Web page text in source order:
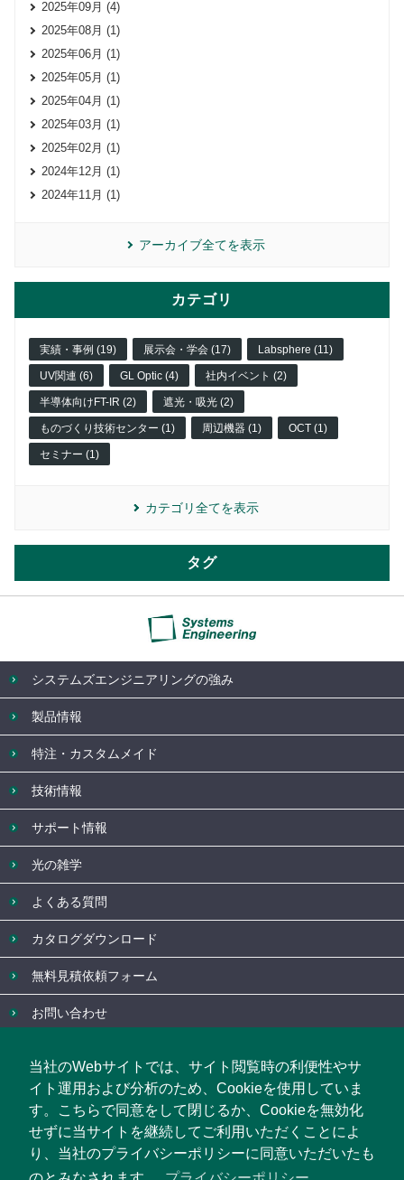
当社のWebサイトでは、サイト閲覧時の利便性やサ
イト運用および分析のため、Cookieを使用していま
す。こちらで同意をして閉じるか、Cookieを無効化
せずに当サイトを継続してご利用いただくことによ
り、当社のプライバシーポリシーに同意いただいたも
2025年09月 (4)
2025年08月 (1)
2025年06月 (1)
2025年05月 (1)
2025年04月 (1)
2025年03月 (1)
2025年02月 (1)
2024年12月 (1)
2024年11月 (1)
アーカイブ全てを表示
カテゴリ
実績・事例 (19) 展示会・学会 (17) Labsphere (11)
UV関連 (6) GL Optic (4) 社内イベント (2)
半導体向けFT-IR (2) 遮光・吸光 (2)
ものづくり技術センター (1) 周辺機器 (1) OCT (1)
セミナー (1)
カテゴリ全てを表示
タグ
システムズエンジニアリングの強み
製品情報
特注・カスタムメイド
技術情報
サポート情報
光の雑学
よくある質問
カタログダウンロード
無料見積依頼フォーム
お問い合わせ
お知らせ
イベント・セミナー情報
ブログ